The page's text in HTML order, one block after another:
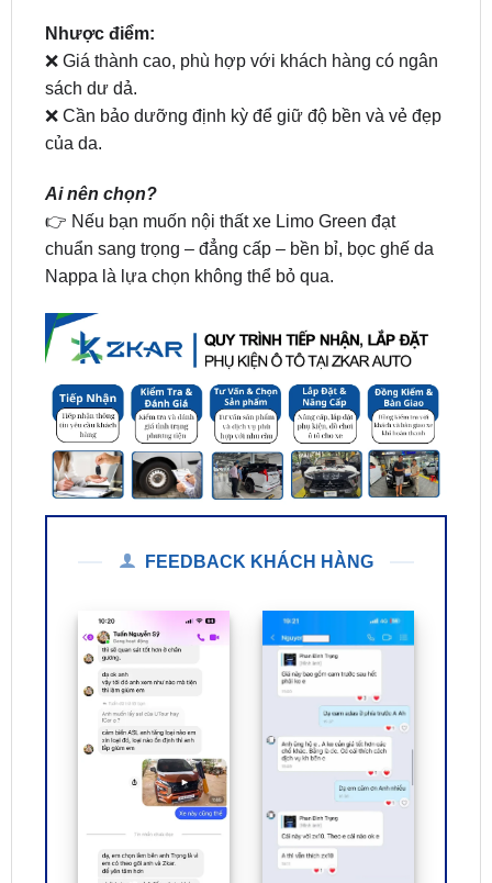
sách dư dả.
❌ Cần bảo dưỡng định kỳ để giữ độ bền và vẻ đẹp
của da.
Ai nên chọn?
chuẩn sang trọng – đẳng cấp – bền bỉ, bọc ghế da
Nappa là lựa chọn không thể bỏ qua.
FEEDBACK KHÁCH HÀNG